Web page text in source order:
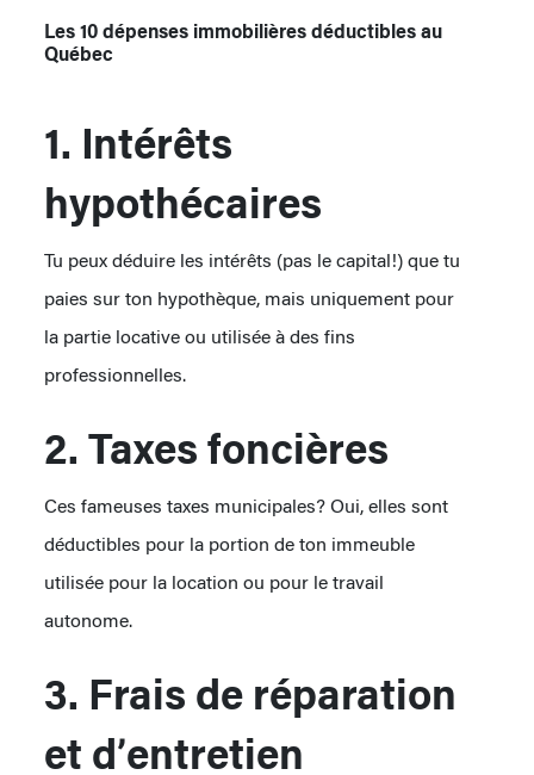
Les 10 dépenses immobilières déductibles au
Québec
1. Intérêts
hypothécaires
Tu peux déduire les intérêts (pas le capital!) que tu
paies sur ton hypothèque, mais uniquement pour
la partie locative ou utilisée à des fins
professionnelles.
2. Taxes foncières
Ces fameuses taxes municipales? Oui, elles sont
déductibles pour la portion de ton immeuble
utilisée pour la location ou pour le travail
autonome.
3. Frais de réparation
et d’entretien